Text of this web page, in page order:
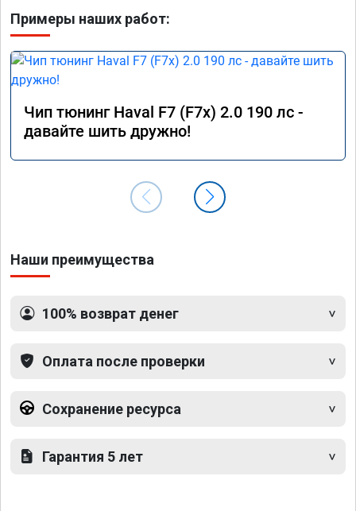
Примеры наших работ:
Чип тюнинг Haval F7 (F7x) 2.0 190 лс -
давайте шить дружно!
Наши преимущества
100% возврат денег
Оплата после проверки
Сохранение ресурса
Гарантия 5 лет